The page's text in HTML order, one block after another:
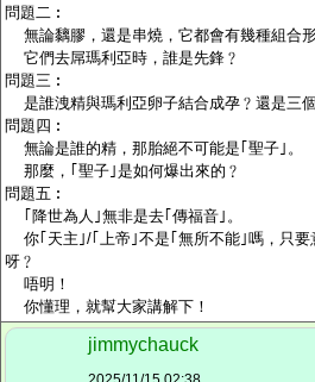
問題二︰
無論黐膠，還是串燒，它都會有幾種組合
它們去屌瑪利亞時，誰是先鋒﹖
問題三︰
是誰洩精與瑪利亞卵子結合成孕﹖還是三
問題四︰
無論是誰的精，那胎絕不可能是｢聖子｣。
那麼，｢聖子｣是如何爆出來的﹖
問題五︰
｢降世為人｣無非是去｢傳福音｣。
你｢天主｣/｢上帝｣不是｢無所不能｣嗎，只要
呀﹖
唔明！
你懂理，就幫大家講解下！
jimmychauck